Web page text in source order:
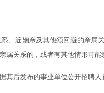
近姻亲及其他须回避的亲
关系的，或者有其他情形可能
后发布的事业单位公开招聘